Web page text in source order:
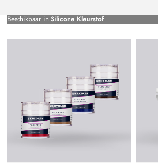
Beschikbaar in Silicone Kleurstof